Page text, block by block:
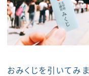
おみくじを引いてみ